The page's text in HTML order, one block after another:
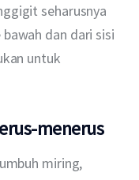
seharusnya
dan dari sisi
untuk
menerus
miring,